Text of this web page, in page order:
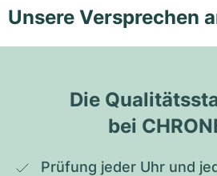
Unsere Versprechen
Die
bei
Prüfung jeder Uhr und